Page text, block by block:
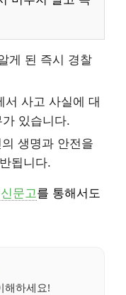
게 된 즉시 경찰
서 사고 사실에 대
있습니다.
생명과 안전을
됩니다.
문고를 통해서도
해하세요!